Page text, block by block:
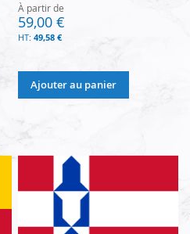
À partir de
59,00 €
49,58 €
Ajouter au panier